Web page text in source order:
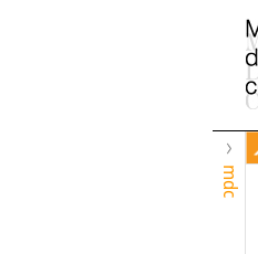
mdc